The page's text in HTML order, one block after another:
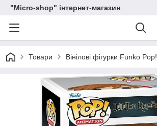
"Micro-shop" інтернет-магазин
Товари Вінілові фігурки Funko Pop!